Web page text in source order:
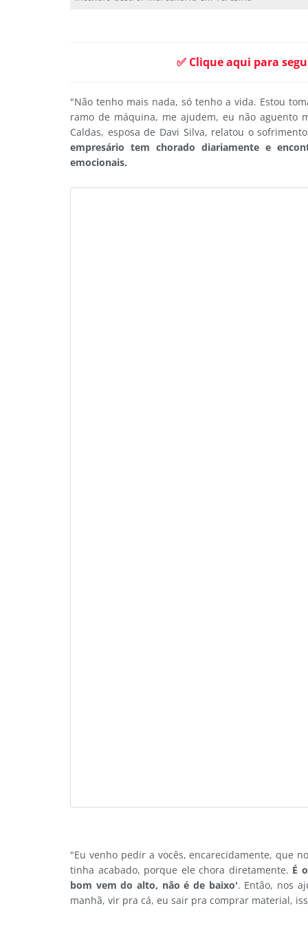
✅ Clique aqui para
"Não tenho mais nada, só tenho a vida. Estou
ramo de máquina, me ajudem, eu não aguento
Caldas, esposa de Davi Silva, relatou o
empresário tem chorado diariamente e
emocionais.
"Eu venho pedir a vocês, encarecidamente, que
tinha acabado, porque ele chora diretamente. É
bom vem do alto, não é de baixo'. Então, nos
manhã, vir pra cá, eu sair pra comprar material,